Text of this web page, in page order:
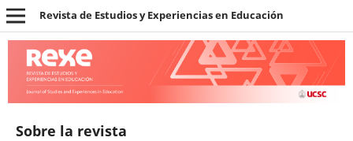
Revista de Estudios y Experiencias en Educación
Sobre la revista